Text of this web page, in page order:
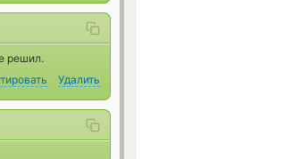
решил.
Удалить